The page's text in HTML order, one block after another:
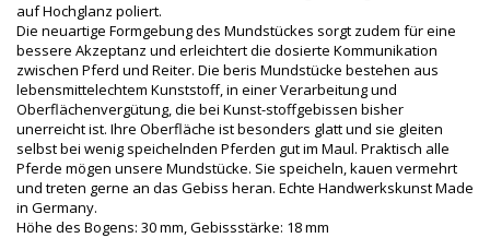
auf Hochglanz poliert.
Die neuartige Formgebung des Mundstückes sorgt zudem für eine
bessere Akzeptanz und erleichtert die dosierte Kommunikation
zwischen Pferd und Reiter. Die beris Mundstücke bestehen aus
lebensmittelechtem Kunststoff, in einer Verarbeitung und
Oberflächenvergütung, die bei Kunst-stoffgebissen bisher
unerreicht ist. Ihre Oberfläche ist besonders glatt und sie gleiten
selbst bei wenig speichelnden Pferden gut im Maul. Praktisch alle
Pferde mögen unsere Mundstücke. Sie speicheln, kauen vermehrt
und treten gerne an das Gebiss heran. Echte Handwerkskunst Made
in Germany.
Höhe des Bogens: 30 mm, Gebissstärke: 18 mm